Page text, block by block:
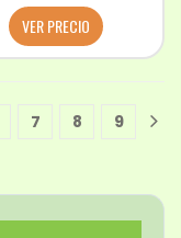
VER PRECIO
7 8 9